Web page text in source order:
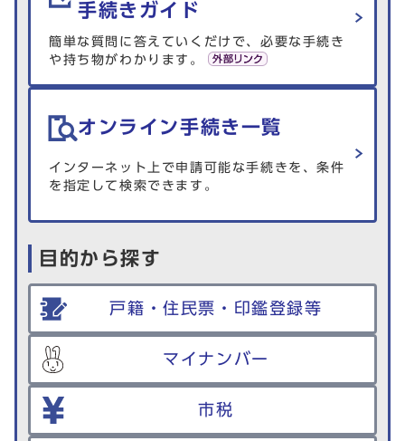
手続きガイド
簡単な質問に答えていくだけで、必要な手続き
や持ち物がわかります。
オンライン手続き一覧
インターネット上で申請可能な手続きを、条件
を指定して検索できます。
目的から探す
戸籍・住民票・印鑑登録等
マイナンバー
市税